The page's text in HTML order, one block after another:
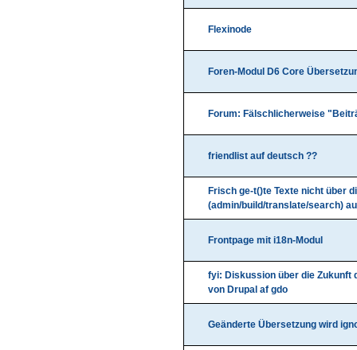
Flexinode
Foren-Modul D6 Core
Forum: Fälschlicherweise
friendlist auf deutsch ??
Frisch ge-t()te Texte nicht über
(admin/build/translate/search)
Frontpage mit i18n-Modul
fyi: Diskussion über die Zukunft
von Drupal af gdo
Geänderte Übersetzung wird